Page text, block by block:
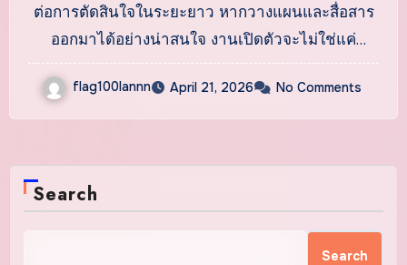
ต่อการตัดสินใจในระยะยาว หากวางแผนและสื่อสาร
ออกมาได้อย่างน่าสนใจ งานเปิดตัวจะไม่ใช่แค่
กิจกรรมชั่วคราว แต่จะกลายเป็นจุดเริ่มต้นของความ
สำเร็จทางธุรกิจได้อย่างแท้จริง เริ่มต้นจากการสร้าง
เรื่องราวของแบรนด์ ให้ชัดเจน การเล่าที่มาของร้าน
แตกต่างจากคู่แข่ง จะช่วยให้ลูกค้ารู้สึกเชื่อมโยงกับ
แบรนด์มากขึ้น เช่น การเน้นคุณภาพวัตถุดิบ…
flag100lannn April 21, 2026 No Comments
Search
Search